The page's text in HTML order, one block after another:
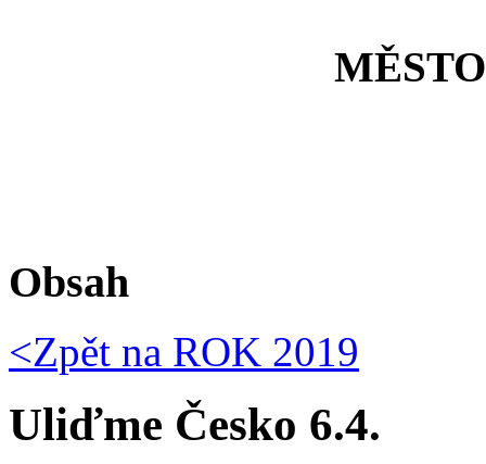
Obsah
<Zpět na ROK 2019
Uliďme Česko 6.4.